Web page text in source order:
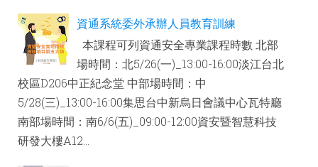
資通系統委外承辦人員教育訓練
本課程可列資通安全專業課程時數 北部
場時間：北5/26(一)_13:00-16:00淡江台北
校區D206中正紀念堂 中部場時間：中
5/28(三)_13:00-16:00集思台中新烏日會議中心瓦特廳
南部場時間：南6/6(五)_09:00-12:00資安暨智慧科技
研發大樓A12...